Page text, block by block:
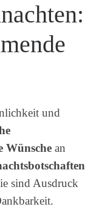
und
Wünsche an
sind Ausdruck